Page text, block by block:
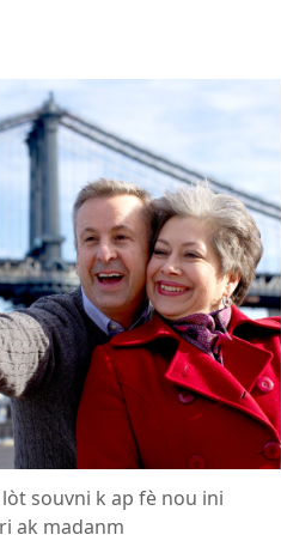
souvni k ap fè nou ini
ak madanm